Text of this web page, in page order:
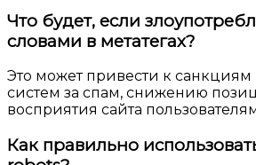
Что будет, если
словами в метатегах?
Это может привести к
систем за спам, снижению
восприятия сайта
Как правильно